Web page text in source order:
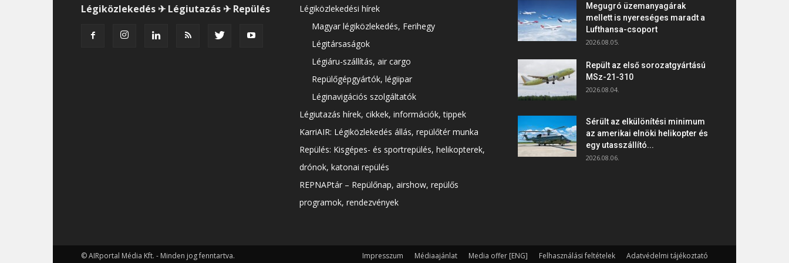
Légiközlekedés ✈ Légiutazás ✈ Repülés
Légiközlekedési hírek
Magyar légiközlekedés, Ferihegy
Légitársaságok
Légiáru-szállítás, air cargo
Repülőgépgyártók, légiipar
Léginavigációs szolgáltatók
Légiutazás hírek, cikkek, információk, tippek
KarriAIR: Légiközlekedés állás, repülőtér munka
Repülés: Kisgépes- és sportrepülés, helikopterek,
drónok, katonai repülés
REPNAPtár – Repülőnap, airshow, repülős
programok, rendezvények
Megugró üzemanyagárak
mellett is nyereséges maradt a
Lufthansa-csoport
2026.08.05.
Repült az első sorozatgyártású
MSz-21-310
2026.08.04.
Sérült az elkülönítési minimum
az amerikai elnöki helikopter és
egy utasszállító...
2026.08.06.
Impresszum Médiaajánlat Media offer [ENG] Felhasználási feltételek Adatvédelmi tájékoztató
© AIRportal Média Kft. - Minden jog fenntartva.